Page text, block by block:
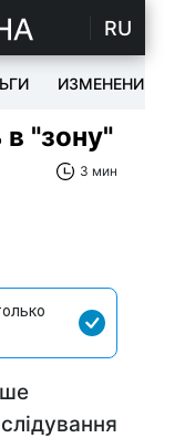
RU
ИЗМЕНЕНИЯ
в "зону"
3 мин